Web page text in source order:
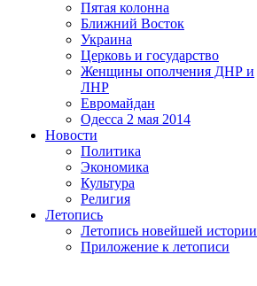
Пятая колонна
Ближний Восток
Украина
Церковь и государство
Женщины ополчения ДНР и
ЛНР
Евромайдан
Одесса 2 мая 2014
Новости
Политика
Экономика
Культура
Религия
Летопись
Летопись новейшей истории
Приложение к летописи